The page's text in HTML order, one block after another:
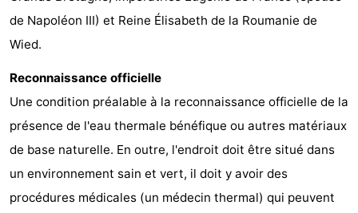
de Napoléon III) et Reine Élisabeth de la Roumanie de
Wied.
Reconnaissance officielle
Une condition préalable à la reconnaissance officielle de la
présence de l'eau thermale bénéfique ou autres matériaux
de base naturelle. En outre, l'endroit doit être situé dans
un environnement sain et vert, il doit y avoir des
procédures médicales (un médecin thermal) qui peuvent